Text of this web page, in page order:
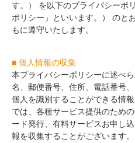
す。） を以下のプライバシーポ
ポリシー」といいます。） のと
もに遵守いたします。
■ 個人情報の収集
本プライバシーポリシーに述べ
名、郵便番号、住所、電話番号
個人を識別することができる情
では、各種サービス提供のため
ード発行、有料サービスお申し
報を収集することがございます